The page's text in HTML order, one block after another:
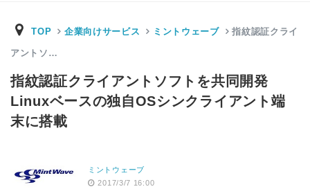
TOP 企業向けサービス ミントウェーブ 指紋認証クライ
アントソ…
指紋認証クライアントソフトを共同開発
Linuxベースの独自OSシンクライアント端
末に搭載
ミントウェーブ
2017/3/7 16:00